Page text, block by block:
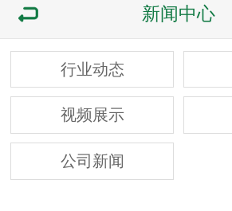
新闻中心
行业动态
视频展示
公司新闻